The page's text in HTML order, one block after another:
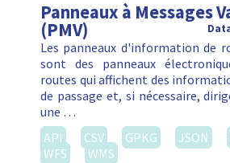
Panneaux à Messages
(PMV)
Les panneaux d'information de
sont des panneaux
routes qui affichent des
de passage et, si nécessaire,
une …
API
CSV GPKG JSON
WFS
WMS